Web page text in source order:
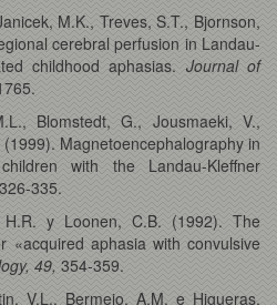
M.K., Treves, S.T., Bjornson,
cerebral perfusion in Landau-
childhood aphasias. Journal of
Blomstedt, G., Jousmaeki, V.,
Magnetoencephalography in
with the Landau-Kleffner
335.
H.R. y Loonen, C.B. (1992). The
«acquired aphasia with convulsive
49, 354-359.
V.L., Bermejo, A.M. e Higueras,